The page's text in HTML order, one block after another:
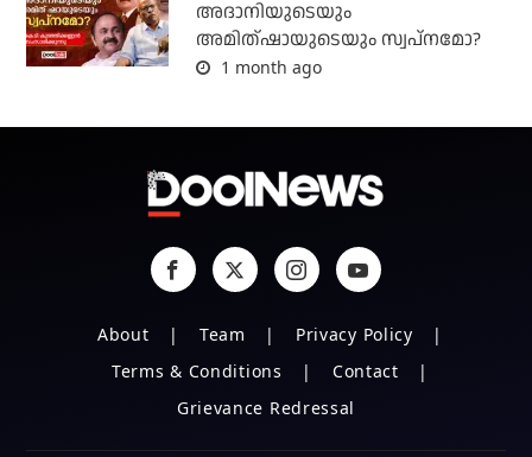
അദാനിയുടെയും
അമിത്ഷായുടെയും സ്വപ്നമോ?
1 month ago
About Team
Privacy Policy
Terms & Conditions
Contact
Grievance Redressal